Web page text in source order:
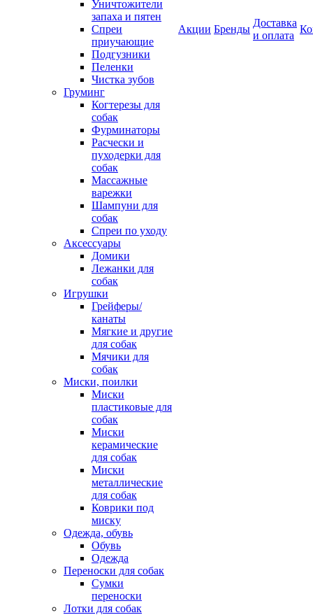
Уничтожители
запаха и пятен
Спреи
приучающие
Подгузники
Пеленки
Чистка зубов
Груминг
Когтерезы для
собак
Фурминаторы
Расчески и
пуходерки для
собак
Массажные
варежки
Шампуни для
собак
Спреи по уходу
Аксессуары
Домики
Лежанки для
собак
Игрушки
Грейферы/
канаты
Мягкие и другие
для собак
Мячики для
собак
Миски, поилки
Миски
пластиковые для
собак
Миски
керамические
для собак
Миски
металлические
для собак
Коврики под
миску
Одежда, обувь
Обувь
Одежда
Переноски для собак
Сумки
переноски
Лотки для собак
Акции Бренды
Доставка
и оплата